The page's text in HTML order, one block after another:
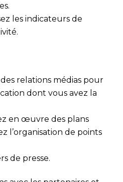
les indicateurs de
relations médias pour
dont vous avez la
en œuvre des plans
l’organisation de points
de presse.